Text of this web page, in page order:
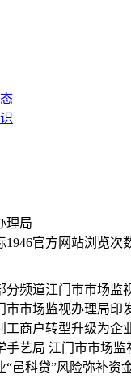
理局
1946官方网站浏览次
频道江门市市场监
市市场监视办理局印
工商户转型升级为企
手艺局 江门市市场监
“邑科贷”风险弥补资